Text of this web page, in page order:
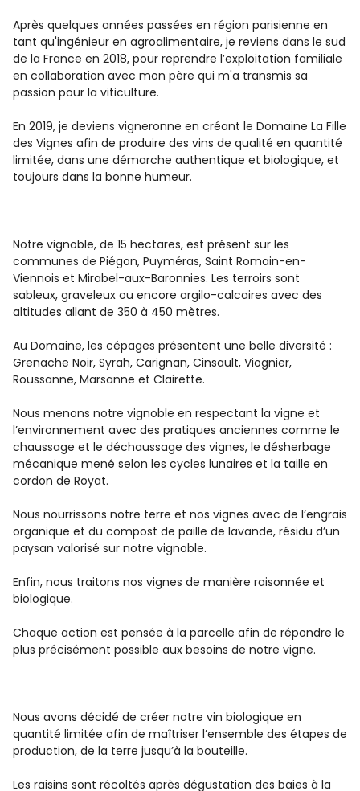
Après quelques années passées en région parisienne en
tant qu'ingénieur en agroalimentaire, je reviens dans le sud
de la France en 2018, pour reprendre l’exploitation familiale
en collaboration avec mon père qui m'a transmis sa
passion pour la viticulture.
En 2019, je deviens vigneronne en créant le Domaine La Fille
des Vignes afin de produire des vins de qualité en quantité
limitée, dans une démarche authentique et biologique, et
toujours dans la bonne humeur.
Notre vignoble, de 15 hectares, est présent sur les
communes de Piégon, Puyméras, Saint Romain-en-
Viennois et Mirabel-aux-Baronnies. Les terroirs sont
sableux, graveleux ou encore argilo-calcaires avec des
altitudes allant de 350 à 450 mètres.
Au Domaine, les cépages présentent une belle diversité :
Grenache Noir, Syrah, Carignan, Cinsault, Viognier,
Roussanne, Marsanne et Clairette.
Nous menons notre vignoble en respectant la vigne et
l’environnement avec des pratiques anciennes comme le
chaussage et le déchaussage des vignes, le désherbage
mécanique mené selon les cycles lunaires et la taille en
cordon de Royat.
Nous nourrissons notre terre et nos vignes avec de l’engrais
organique et du compost de paille de lavande, résidu d’un
paysan valorisé sur notre vignoble.
Enfin, nous traitons nos vignes de manière raisonnée et
biologique.
Chaque action est pensée à la parcelle afin de répondre le
plus précisément possible aux besoins de notre vigne.
Nous avons décidé de créer notre vin biologique en
quantité limitée afin de maîtriser l’ensemble des étapes de
production, de la terre jusqu’à la bouteille.
Les raisins sont récoltés après dégustation des baies à la